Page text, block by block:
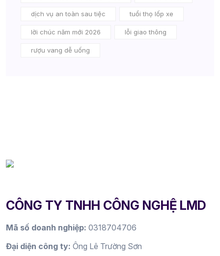
dịch vụ an toàn sau tiệc tuổi thọ lốp xe
lời chúc năm mới 2026 lỗi giao thông
rượu vang dễ uống
CÔNG TY TNHH CÔNG NGHỆ LMD
Mã số doanh nghiệp: 0318704706
Đại diện công ty: Ông Lê Trường Sơn